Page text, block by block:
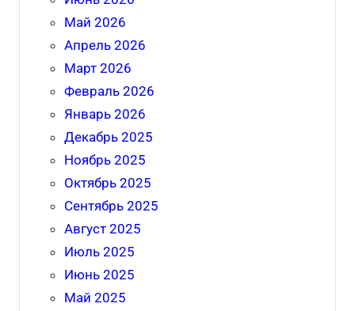
Май 2026
Апрель 2026
Март 2026
Февраль 2026
Январь 2026
Декабрь 2025
Ноябрь 2025
Октябрь 2025
Сентябрь 2025
Август 2025
Июль 2025
Июнь 2025
Май 2025